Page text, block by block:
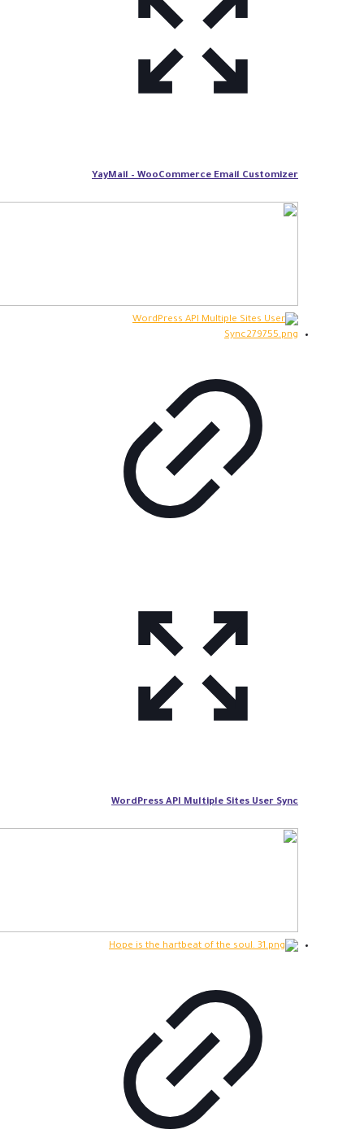
YayMail – WooCommerce Email Customizer
WordPress API Multiple Sites User Sync